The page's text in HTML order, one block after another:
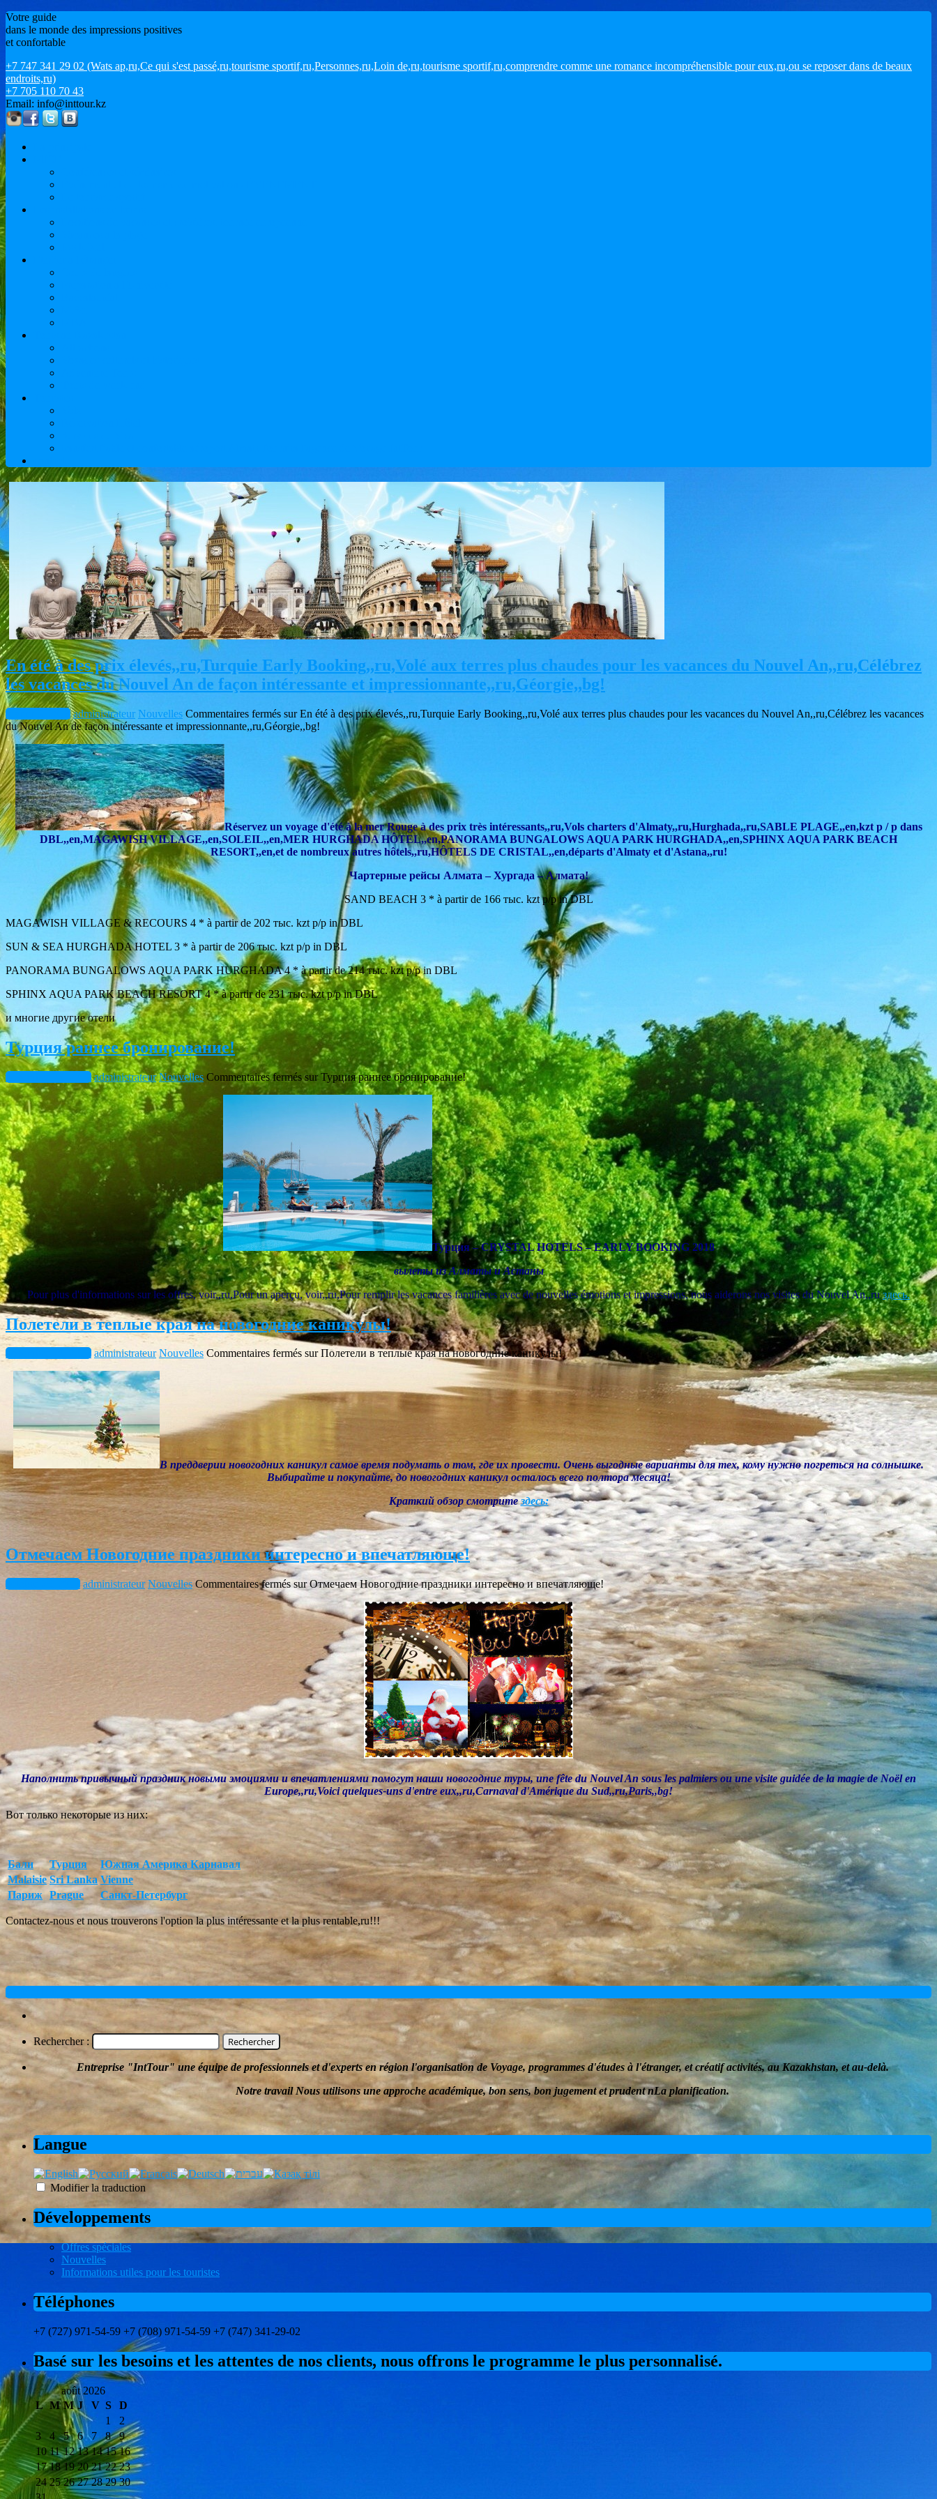
Votre guide
dans le monde des impressions positives
et confortable
+7 747 341 29 02 (Wats ap,ru,Ce qui s'est passé,ru,tourisme sportif,ru,Personnes,ru,Loin de,ru,tourisme sportif,ru,comprendre comme une romance incompréhensible pour eux,ru,ou se reposer dans de beaux
endroits,ru)
+7 705 110 70 43
Email: info@inttour.kz
En été à des prix élevés,,ru,Turquie Early Booking,,ru,Volé aux terres plus chaudes pour les vacances du Nouvel An,,ru,Célébrez
les vacances du Nouvel An de façon intéressante et impressionnante,,ru,Géorgie,,bg!
février 6, 2018 administrateur Nouvelles Commentaires fermés sur En été à des prix élevés,,ru,Turquie Early Booking,,ru,Volé aux terres plus chaudes pour les vacances du Nouvel An,,ru,Célébrez les vacances
du Nouvel An de façon intéressante et impressionnante,,ru,Géorgie,,bg!
Réservez un voyage d'été à la mer Rouge à des prix très intéressants,,ru,Vols charters d'Almaty,,ru,Hurghada,,ru,SABLE PLAGE,,en,kzt p / p dans
DBL,,en,MAGAWISH VILLAGE,,en,SOLEIL,,en,MER HURGHADA HÔTEL,,en,PANORAMA BUNGALOWS AQUA PARK HURGHADA,,en,SPHINX AQUA PARK BEACH
RESORT,,en,et de nombreux autres hôtels,,ru,HÔTELS DE CRISTAL,,en,départs d'Almaty et d'Astana,,ru!
Чартерные рейсы Алмата – Хургада – Алмата!
SAND BEACH 3 * à partir de 166 тыс. kzt p/p in DBL
MAGAWISH VILLAGE & RECOURS 4 * à partir de 202 тыс. kzt p/p in DBL
SUN & SEA HURGHADA HOTEL 3 * à partir de 206 тыс. kzt p/p in DBL
PANORAMA BUNGALOWS AQUA PARK HURGHADA 4 * à partir de 214 тыс. kzt p/p in DBL
SPHINX AQUA PARK BEACH RESORT 4 * à partir de 231 тыс. kzt p/p in DBL
и многие другие отели
Турция раннее бронирование!
novembre 23, 2017 administrateur Nouvelles Commentaires ferméssur Турция раннее бронирование!
Турция – CRYSTAL HOTELS – EARLY BOOKING 2018
вылеты из Алматы и Астаны
Pour plus d'informations sur les offres, voir,,ru,Pour un aperçu, voir,,ru,Pour remplir les vacances familières avec de nouvelles émotions et impressions, nous aiderons nos visites du Nouvel An,,ruздесь.
Полетели в теплые края на новогодние каникулы!
novembre 20, 2017 administrateur Nouvelles Commentaires fermés sur Полетели в теплые края на новогодние каникулы!
В преддверии новогодних каникул самое время подумать о том, где их провести. Очень выгодные варианты для тех, кому нужно погреться на солнышке.
Выбирайте и покупайте, до новогодних каникул осталось всего полтора месяца!
Краткий обзор смотритездесь:
Отмечаем Новогодние праздники интересно и впечатляюще!
octobre 25, 2017 administrateur Nouvelles Commentaires ferméssur Отмечаем Новогодние праздники интересно и впечатляюще!
Наполнить привычный праздник новыми эмоциями и впечатлениями помогут наши новогодние туры, une fête du Nouvel An sous les palmiers ou une visite guidée de la magie de Noël en
Europe,,ru,Voici quelques-uns d'entre eux,,ru,Carnaval d'Amérique du Sud,,ru,Paris,,bg!
Вот только некоторые из них:
Бали Турция
Южная Америка Карнавал
Malaisie Sri Lanka Vienne
Париж Prague Санкт-Петербург
Contactez-nous et nous trouverons l'option la plus intéressante et la plus rentable,ru!!!
«
Rechercher :
Entreprise "IntTour" une équipe de professionnels et d'experts enrégionl'organisation de Voyage, programmes d'études à l'étranger, etcréatifactivités, au Kazakhstan, et au-delà.
Notre travail Nous utilisons une approche académique, bon sens, bon jugement et prudent nLa planification.
Langue
Modifier la traduction
Développements
Offres spéciales
Nouvelles
Informations utiles pour les touristes
Téléphones
+7 (727) 971-54-59 +7 (708) 971-54-59 +7 (747) 341-29-02
Basé sur les besoins et les attentes de nos clients, nous offrons le programme le plus personnalisé.
août 2026
L M M J V S
D
1
2
3
4 5 6 7 8
9
10 11 12 13 14 15 16
17 18 19 20 21 22 23
24 25 26 27 28 29 30